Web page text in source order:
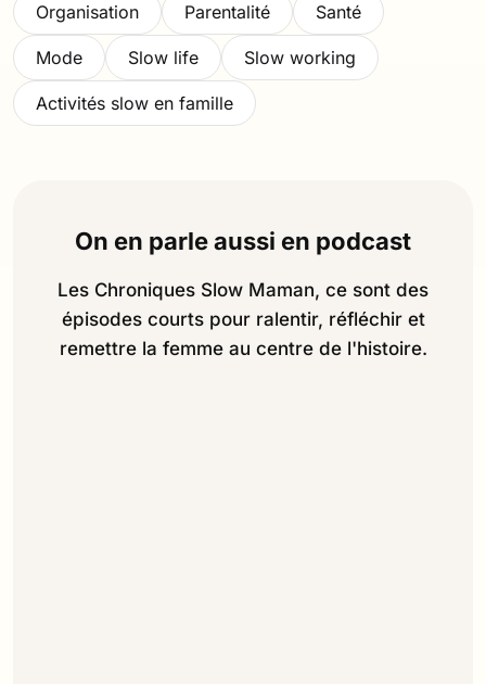
Organisation Parentalité Santé
Mode Slow life Slow working
Activités slow en famille
On en parle aussi en podcast
Les Chroniques Slow Maman, ce sont des
épisodes courts pour ralentir, réfléchir et
remettre la femme au centre de l'histoire.